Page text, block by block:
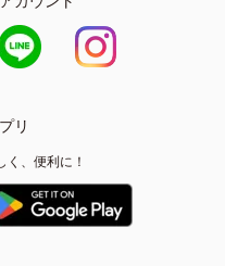
リ
く、便利に！